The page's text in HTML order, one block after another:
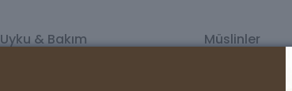
Uyku & Bakım Müslinler